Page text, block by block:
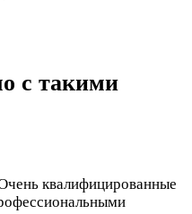
с такими
квалифицированные